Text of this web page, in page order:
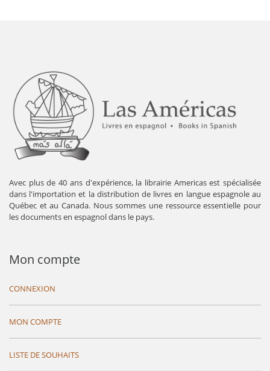
Avec plus de 40 ans d'expérience, la librairie Americas est spécialisée
dans l'importation et la distribution de livres en langue espagnole au
Québec et au Canada. Nous sommes une ressource essentielle pour
les documents en espagnol dans le pays.
Mon compte
CONNEXION
MON COMPTE
LISTE DE SOUHAITS